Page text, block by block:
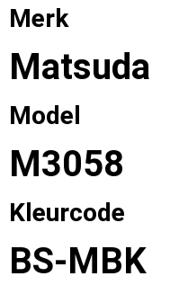
Merk
Matsuda
Model
M3058
Kleurcode
BS-MBK